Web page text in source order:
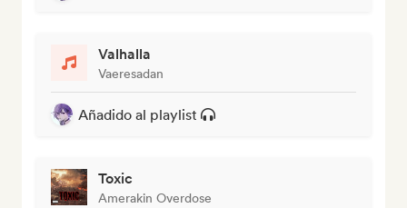
Valhalla
Vaeresadan
Añadido al playlist
Toxic
Amerakin Overdose